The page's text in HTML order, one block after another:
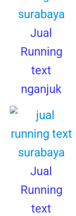
Jual
Running
text
nganjuk
Jual
Running
text